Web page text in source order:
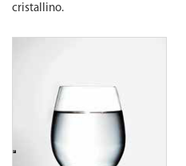
cristallino.